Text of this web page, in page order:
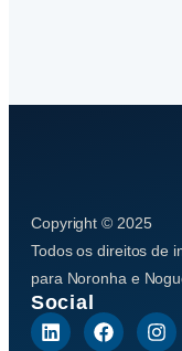
Copyright © 2025
Todos os direitos de
para Noronha e
Social